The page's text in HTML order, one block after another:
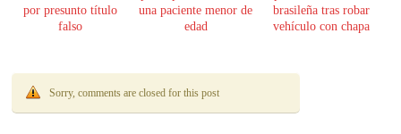
por presunto título
falso
una paciente menor de
edad
brasileña tras robar
vehículo con chapa
Sorry, comments are closed for this post